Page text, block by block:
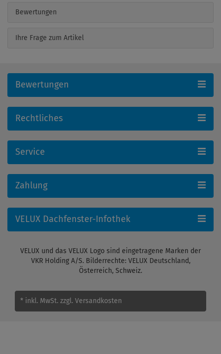
Bewertungen
Ihre Frage zum Artikel
Bewertungen
Rechtliches
Service
Zahlung
VELUX Dachfenster-Infothek
VELUX und das VELUX Logo sind eingetragene Marken der
VKR Holding A/S. Bilderrechte: VELUX Deutschland,
Österreich, Schweiz.
* inkl. MwSt. zzgl. Versandkosten